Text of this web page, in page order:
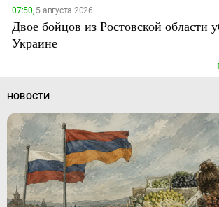
07:50,5 августа 2026
Двое бойцов из Ростовской области
Украине
НОВОСТИ